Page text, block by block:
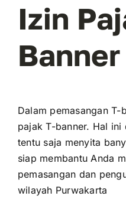
Izin
Banner
Dalam pemasangan
pajak T-banner. Hal
tentu saja menyita
siap membantu Anda
pemasangan dan
wilayah Purwakarta